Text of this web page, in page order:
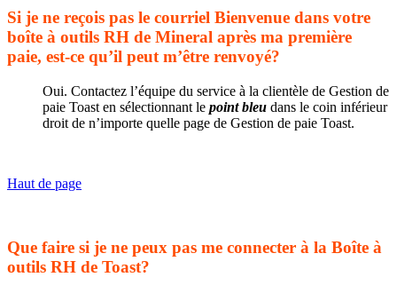
Si je ne reçois pas le courriel Bienvenue dans votre
boîte à outils RH de Mineral après ma première
paie, est-ce qu’il peut m’être renvoyé?
Oui. Contactez l’équipe du service à la clientèle de Gestion de
paie Toast en sélectionnant le point bleu dans le coin inférieur
droit de n’importe quelle page de Gestion de paie Toast.
Haut de page
Que faire si je ne peux pas me connecter à la Boîte à
outils RH de Toast?